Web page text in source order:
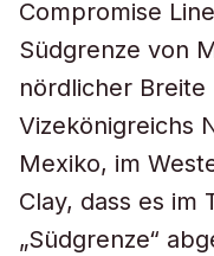
Compromise
Südgrenze von
nördlicher Breite
Vizekönigreichs
Mexiko, im
Clay, dass es im
„Südgrenze“